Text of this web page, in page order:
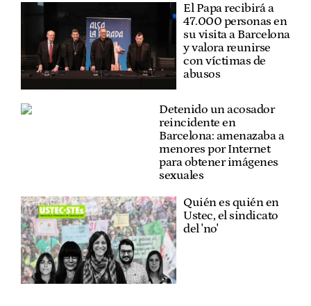
El Papa recibirá a
47.000 personas en
su visita a Barcelona
y valora reunirse
con víctimas de
abusos
Detenido un acosador
reincidente en
Barcelona: amenazaba a
menores por Internet
para obtener imágenes
sexuales
Quién es quién en
Ustec, el sindicato
del 'no'